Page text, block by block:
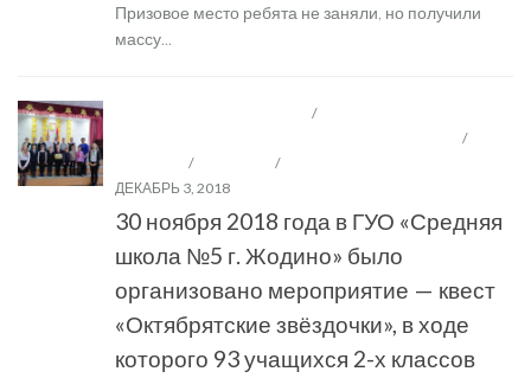
Призовое место ребята не заняли, но получили
массу...
/
/
/ /
ДЕКАБРЬ 3, 2018
30 ноября 2018 года в ГУО «Средняя
школа №5 г. Жодино» было
организовано мероприятие — квест
«Октябрятские звёздочки», в ходе
которого 93 учащихся 2-х классов